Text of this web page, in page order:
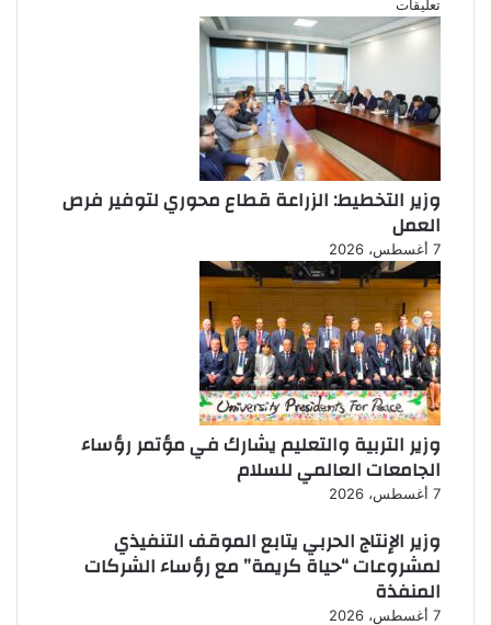
و
ا
ل
م
م
ة
تعليقات
وزير التخطيط: الزراعة قطاع محوري لتوفير فرص
العمل
7 أغسطس، 2026
وزير التربية والتعليم يشارك في مؤتمر رؤساء
الجامعات العالمي للسلام
7 أغسطس، 2026
وزير الإنتاج الحربي يتابع الموقف التنفيذي
لمشروعات “حياة كريمة” مع رؤساء الشركات
المنفذة
7 أغسطس، 2026